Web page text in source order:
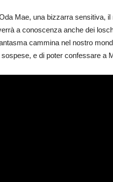
Mae, una bizzarra sensitiva,
a conoscenza anche dei
cammina nel nostro
e di poter confessare a